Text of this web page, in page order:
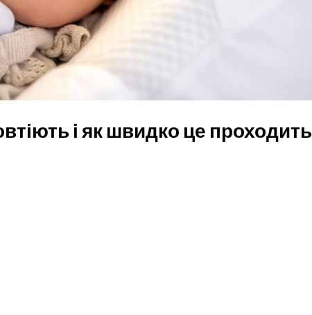
і як швидко це проходить